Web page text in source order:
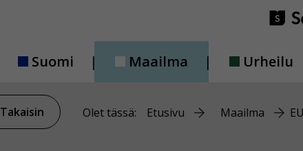
Suomi Maailma Urheilu
Takaisin Olet tässä: Etusivu Maailma